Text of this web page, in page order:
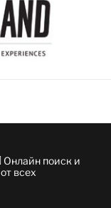
Онлайн поиск и
всех